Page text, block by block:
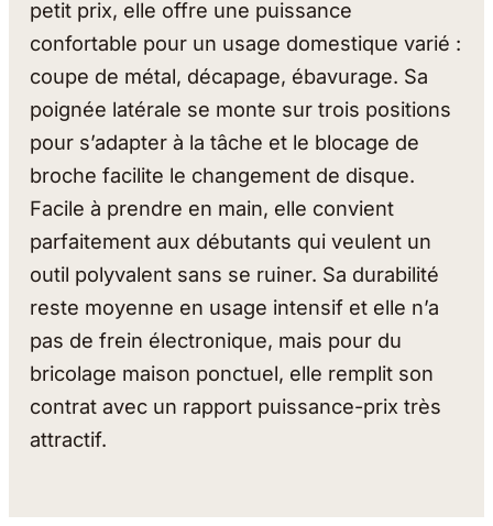
petit prix, elle offre une puissance
confortable pour un usage domestique varié :
coupe de métal, décapage, ébavurage. Sa
poignée latérale se monte sur trois positions
pour s’adapter à la tâche et le blocage de
broche facilite le changement de disque.
Facile à prendre en main, elle convient
parfaitement aux débutants qui veulent un
outil polyvalent sans se ruiner. Sa durabilité
reste moyenne en usage intensif et elle n’a
pas de frein électronique, mais pour du
bricolage maison ponctuel, elle remplit son
contrat avec un rapport puissance-prix très
attractif.